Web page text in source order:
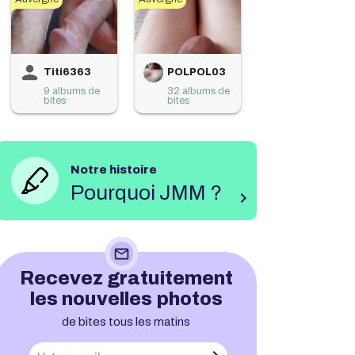
Titi6363
9 albums de
bites
POLPOL03
32 albums de
bites
Notre histoire
Pourquoi JMM ? chevron_right
mail_outline
Recevez gratuitement
les nouvelles photos
de bites tous les matins